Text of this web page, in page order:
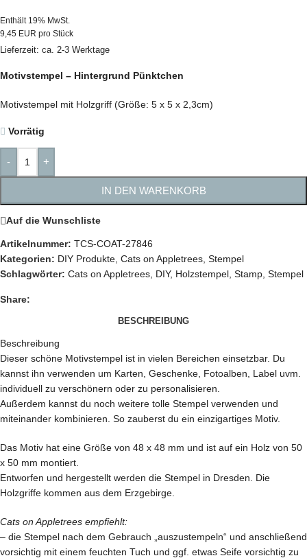
Enthält 19% MwSt.
9,45 EUR pro Stück
Lieferzeit: ca. 2-3 Werktage
Motivstempel – Hintergrund Pünktchen
Motivstempel mit Holzgriff (Größe: 5 x 5 x 2,3cm)
Vorrätig
- +
IN DEN WARENKORB
Auf die Wunschliste
Artikelnummer: TCS-COAT-27846
Kategorien: DIY Produkte Cats on Appletrees Stempel
Schlagwörter: Cats on Appletrees DIY, Holzstempel Stamp Stempel
Share:
BESCHREIBUNG
Beschreibung
Dieser schöne Motivstempel ist in vielen Bereichen einsetzbar. Du
kannst ihn verwenden um Karten, Geschenke, Fotoalben, Label uvm.
individuell zu verschönern oder zu personalisieren.
Außerdem kannst du noch weitere tolle Stempel verwenden und
miteinander kombinieren. So zauberst du ein einzigartiges Motiv.
Das Motiv hat eine Größe von 48 x 48 mm und ist auf ein Holz von 50
x 50 mm montiert.
Entworfen und hergestellt werden die Stempel in Dresden. Die
Holzgriffe kommen aus dem Erzgebirge.
Cats on Appletrees empfiehlt:
– die Stempel nach dem Gebrauch „auszustempeln“ und anschließend
vorsichtig mit einem feuchten Tuch und ggf. etwas Seife vorsichtig zu